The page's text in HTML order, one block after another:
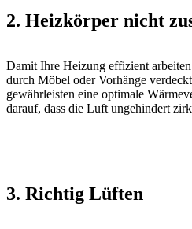
2. Heizkörper nicht
Damit Ihre Heizung effizient
durch Möbel oder Vorhänge
gewährleisten eine optimale
darauf, dass die Luft ungehindert
3. Richtig Lüften